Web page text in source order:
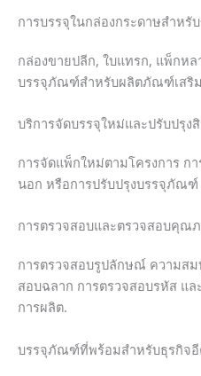
การบรรจุในกล่องกระดาษสำหรั
กล่องขายปลีก, ใบแทรก, แพ็กห
บรรจุภัณฑ์สำหรับผลิตภัณฑ์เสริม
บริการจัดบรรจุใหม่และปรับปรุง
การจัดแพ็กใหม่ตามโครงการ ก
นอก หรือการปรับปรุงบรรจุภัณฑ์
การตรวจสอบและตรวจสอบคุณ
การตรวจสอบรูปลักษณ์ ความส
สอบฉลาก การตรวจสอบรหัส แ
การผลิต.
บรรจุภัณฑ์ที่พร้อมสำหรับธุรกิจอี